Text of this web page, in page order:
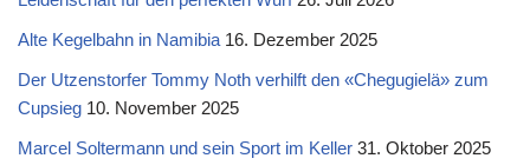
Alte Kegelbahn in Namibia 16. Dezember 2025
Der Utzenstorfer Tommy Noth verhilft den «Chegugielä» zum
Cupsieg 10. November 2025
Marcel Soltermann und sein Sport im Keller 31. Oktober 2025